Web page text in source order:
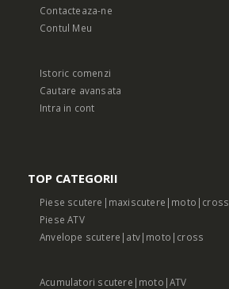
Contacteaza-ne
Contul Meu
Istoric comenzi
Cautare avansata
Intra in cont
TOP CATEGORII
Piese scutere|maxiscutere|moto|cross
Piese ATV
Anvelope scutere|atv|moto|cross
Acumulatori scutere|moto|ATV